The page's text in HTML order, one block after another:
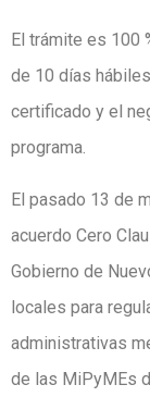
El trámite es 100
de 10 días
certificado y el
programa.
El pasado 13 de
acuerdo Cero
Gobierno de
locales para
administrativas
de las MiPyMEs